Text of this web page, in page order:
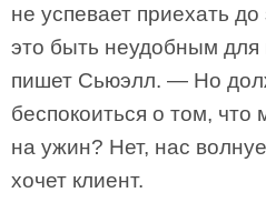
не успевает приехать
это быть неудобным
пишет Сьюэлл. — Но
беспокоиться о том,
на ужин? Нет, нас
хочет клиент.